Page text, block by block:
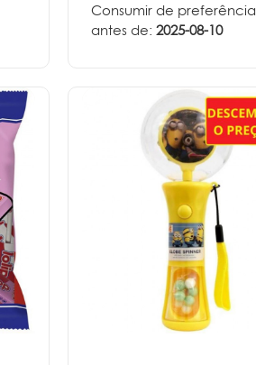
Consumir de preferência
antes de: 2025-08-10